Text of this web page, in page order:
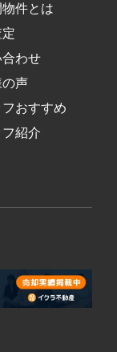
件とは
わせ
の声
フおすすめ
紹介